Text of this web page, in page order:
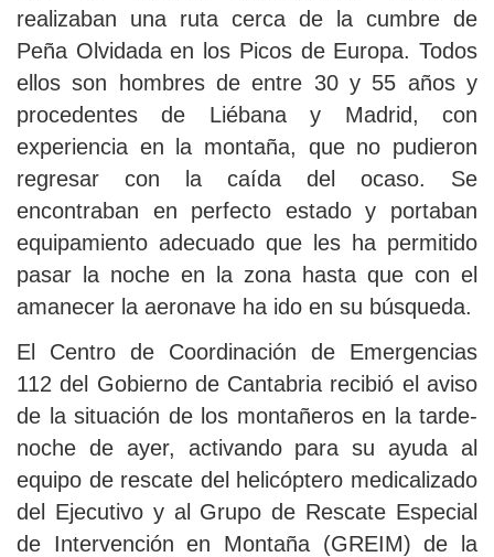
realizaban una ruta cerca de la cumbre de
Peña Olvidada en los Picos de Europa. Todos
ellos son hombres de entre 30 y 55 años y
procedentes de Liébana y Madrid, con
experiencia en la montaña, que no pudieron
regresar con la caída del ocaso. Se
encontraban en perfecto estado y portaban
equipamiento adecuado que les ha permitido
pasar la noche en la zona hasta que con el
amanecer la aeronave ha ido en su búsqueda.
El Centro de Coordinación de Emergencias
112 del Gobierno de Cantabria recibió el aviso
de la situación de los montañeros en la tarde-
noche de ayer, activando para su ayuda al
equipo de rescate del helicóptero medicalizado
del Ejecutivo y al Grupo de Rescate Especial
de Intervención en Montaña (GREIM) de la